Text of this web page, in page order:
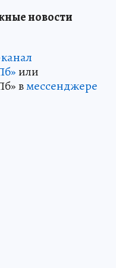
новости
или
вмессенджере